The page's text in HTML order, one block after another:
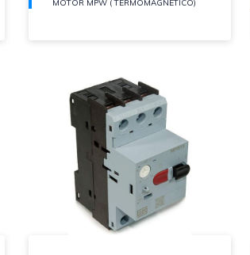
MOTOR MPW ( TERMOMAGNETICO)